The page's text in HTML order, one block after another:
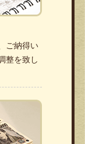
ご納得い
整を致し